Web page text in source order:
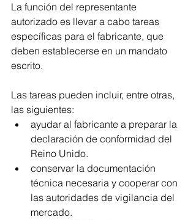
La función del representante
autorizado es llevar a cabo tareas
específicas para el fabricante, que
deben establecerse en un mandato
escrito.
Las tareas pueden incluir, entre otras,
las siguientes:
ayudar al fabricante a preparar la
declaración de conformidad del
Reino Unido.
conservar la documentación
técnica necesaria y cooperar con
las autoridades de vigilancia del
mercado.